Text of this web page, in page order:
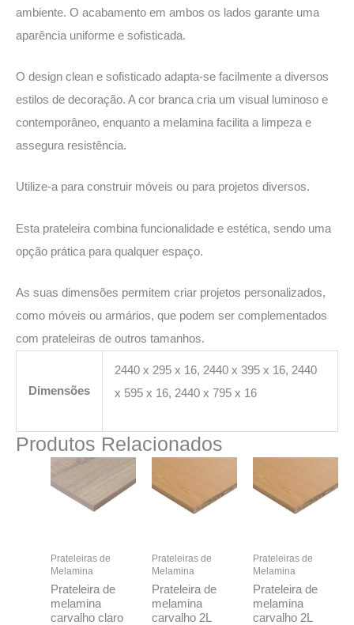
ambiente. O acabamento em ambos os lados garante uma
aparência uniforme e sofisticada.
O design clean e sofisticado adapta-se facilmente a diversos
estilos de decoração. A cor branca cria um visual luminoso e
contemporâneo, enquanto a melamina facilita a limpeza e
assegura resistência.
Utilize-a para construir móveis ou para projetos diversos.
Esta prateleira combina funcionalidade e estética, sendo uma
opção prática para qualquer espaço.
As suas dimensões permitem criar projetos personalizados,
como móveis ou armários, que podem ser complementados
com prateleiras de outros tamanhos.
Dimensões
2440 x 295 x 16, 2440 x 395 x 16, 2440
x 595 x 16, 2440 x 795 x 16
Produtos Relacionados
Prateleiras de
Melamina
Prateleira de
melamina
carvalho claro
Prateleiras de
Melamina
Prateleira de
melamina
carvalho 2L
Prateleiras de
Melamina
Prateleira de
melamina
carvalho 2L